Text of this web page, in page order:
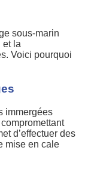
sous-marin
et la
Voici pourquoi
immergées
d’effectuer des
mise en cale